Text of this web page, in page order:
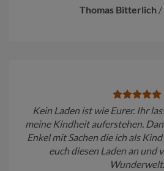
Thomas Bitterlich /
Kein Laden ist wie Eurer. Ihr
meine Kindheit auferstehen.
Enkel mit Sachen die ich als
euch diesen Laden an und
Wunderwelt.